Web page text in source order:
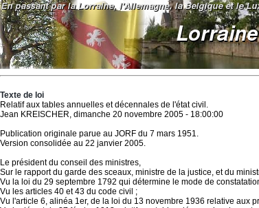
Texte de loi
Relatif aux tables annuelles et décennales de l'état civil.
Jean KREISCHER, dimanche 20 novembre 2005 - 18:00:00
Publication originale parue au JORF du 7 mars 1951.
Version consolidée au 22 janvier 2005.
Le président du conseil des ministres,
Sur le rapport du garde des sceaux, ministre de la justice, et du
Vu la loi du 29 septembre 1792 qui détermine le mode de
Vu les articles 40 et 43 du code civil ;
Vu l'article 6, alinéa 1er, de la loi du 13 novembre 1936 relative aux